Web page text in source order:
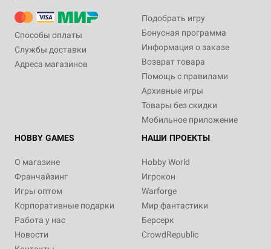
Способы оплаты
Службы доставки
Адреса магазинов
Подобрать игру
Бонусная программа
Информация о заказе
Возврат товара
Помощь с правилами
Архивные игры
Товары без скидки
Мобильное приложение
HOBBY GAMES
О магазине
Франчайзинг
Игры оптом
Корпоративные подарки
Работа у нас
Новости
НАШИ ПРОЕКТЫ
Hobby World
Игрокон
Warforge
Мир фантастики
Берсерк
CrowdRepublic